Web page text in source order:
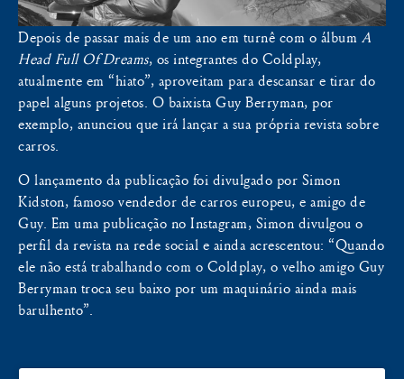
Depois de passar mais de um ano em turnê com o álbum A
Head Full Of Dreams, os integrantes do Coldplay,
atualmente em “hiato”, aproveitam para descansar e tirar do
papel alguns projetos. O baixista Guy Berryman, por
exemplo, anunciou que irá lançar a sua própria revista sobre
carros.
O lançamento da publicação foi divulgado por Simon
Kidston, famoso vendedor de carros europeu, e amigo de
Guy. Em uma publicação no Instagram, Simon divulgou o
perfil da revista na rede social e ainda acrescentou: “Quando
ele não está trabalhando com o Coldplay, o velho amigo Guy
Berryman troca seu baixo por um maquinário ainda mais
barulhento”.